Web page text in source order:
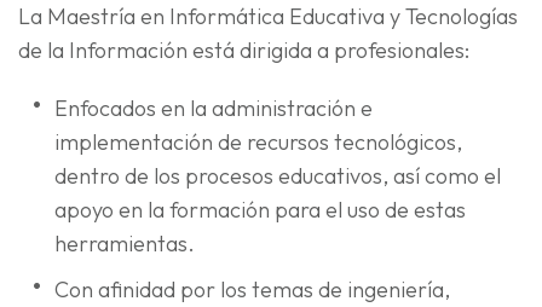
La Maestría en Informática Educativa y Tecnologías
de la Información está dirigida a profesionales:
Enfocados en la administración e
implementación de recursos tecnológicos,
dentro de los procesos educativos, así como el
apoyo en la formación para el uso de estas
herramientas.
Con afinidad por los temas de ingeniería,